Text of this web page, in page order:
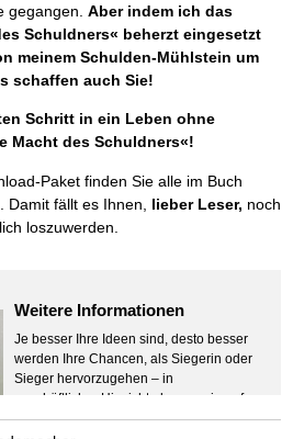
gegangen. Aber indem ich das
Schuldners« beherzt eingesetzt
meinem Schulden-Mühlstein um
schaffen auch Sie!
Schritt in ein Leben ohne
Macht des Schuldners«!
Paket finden Sie alle im Buch
Damit fällt es Ihnen, lieber Leser, noch
loszuwerden.
Weitere Informationen
Je besser Ihre Ideen sind, desto besser
werden Ihre Chancen, als Siegerin oder
Sieger hervorzugehen – in
geschäftlicher Hinsicht ebenso wie auf
beruflichem oder privatem Gebiet. Denn